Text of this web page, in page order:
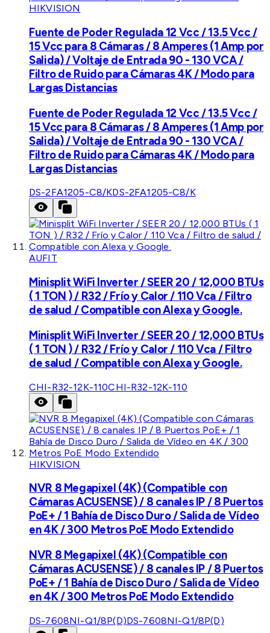
HIKVISION
Fuente de Poder Regulada 12 Vcc / 13.5 Vcc /
15 Vcc para 8 Cámaras / 8 Amperes (1 Amp por
Salida) / Voltaje de Entrada 90 - 130 VCA /
Filtro de Ruido para Cámaras 4K / Modo para
Largas Distancias
Fuente de Poder Regulada 12 Vcc / 13.5 Vcc /
15 Vcc para 8 Cámaras / 8 Amperes (1 Amp por
Salida) / Voltaje de Entrada 90 - 130 VCA /
Filtro de Ruido para Cámaras 4K / Modo para
Largas Distancias
DS-2FA1205-C8/KDS-2FA1205-C8/K
AUFIT
Minisplit WiFi Inverter / SEER 20 / 12,000 BTUs
( 1 TON ) / R32 / Frío y Calor / 110 Vca / Filtro
de salud / Compatible con Alexa y Google.
Minisplit WiFi Inverter / SEER 20 / 12,000 BTUs
( 1 TON ) / R32 / Frío y Calor / 110 Vca / Filtro
de salud / Compatible con Alexa y Google.
CHI-R32-12K-110CHI-R32-12K-110
HIKVISION
NVR 8 Megapixel (4K) (Compatible con
Cámaras ACUSENSE) / 8 canales IP / 8 Puertos
PoE+ / 1 Bahía de Disco Duro / Salida de Vídeo
en 4K / 300 Metros PoE Modo Extendido
NVR 8 Megapixel (4K) (Compatible con
Cámaras ACUSENSE) / 8 canales IP / 8 Puertos
PoE+ / 1 Bahía de Disco Duro / Salida de Vídeo
en 4K / 300 Metros PoE Modo Extendido
DS-7608NI-Q1/8P(D)DS-7608NI-Q1/8P(D)